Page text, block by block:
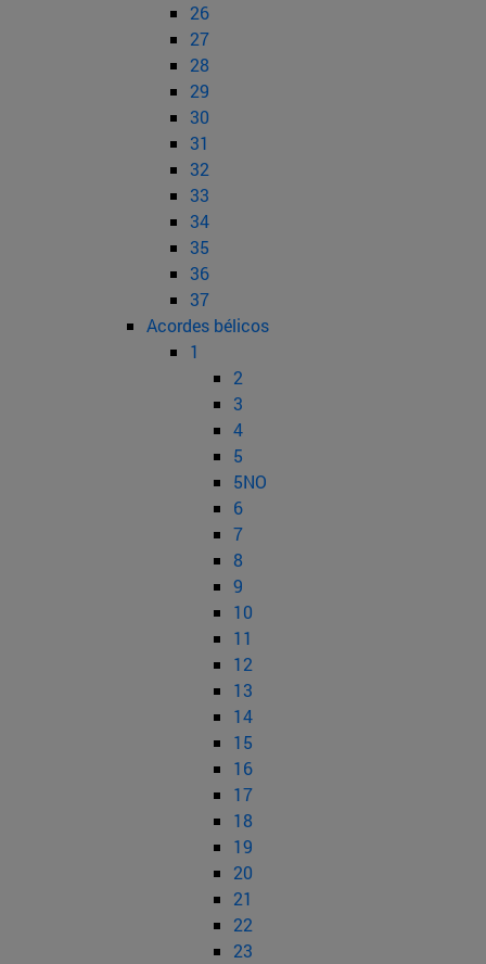
26
27
28
29
30
31
32
33
34
35
36
37
Acordes bélicos
1
2
3
4
5
5NO
6
7
8
9
10
11
12
13
14
15
16
17
18
19
20
21
22
23